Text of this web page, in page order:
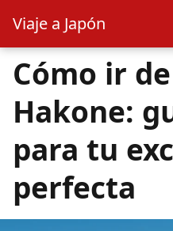
Viaje a Japón
Cómo ir
Hakone:
para tu
perfecta